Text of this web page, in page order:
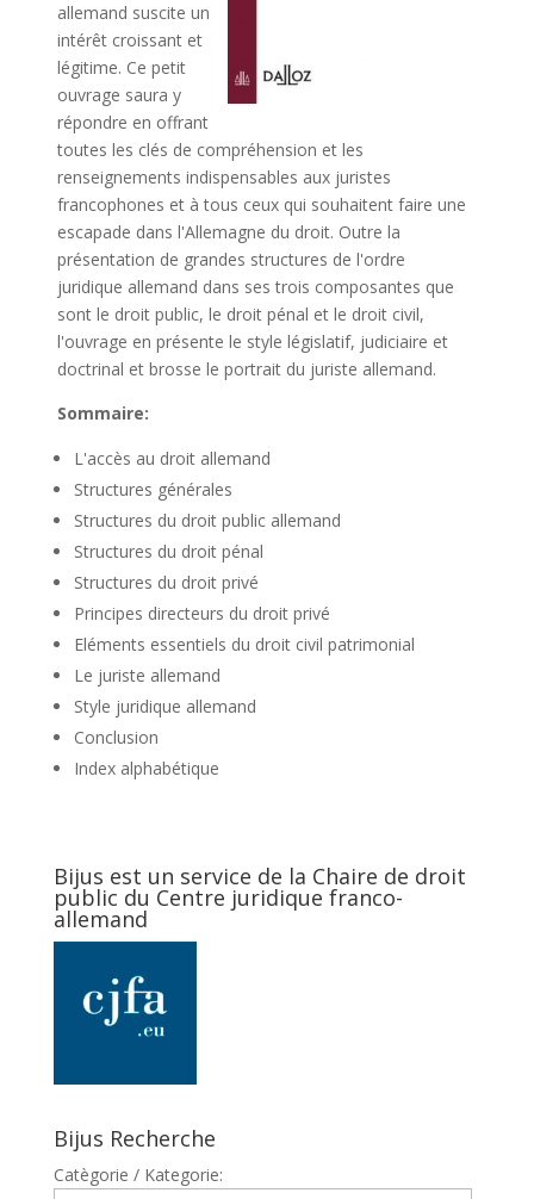
allemand suscite un
intérêt croissant et
légitime. Ce petit
ouvrage saura y
répondre en offrant
toutes les clés de compréhension et les
renseignements indispensables aux juristes
francophones et à tous ceux qui souhaitent faire une
escapade dans l'Allemagne du droit. Outre la
présentation de grandes structures de l'ordre
juridique allemand dans ses trois composantes que
sont le droit public, le droit pénal et le droit civil,
l'ouvrage en présente le style législatif, judiciaire et
doctrinal et brosse le portrait du juriste allemand.
Sommaire:
L'accès au droit allemand
Structures générales
Structures du droit public allemand
Structures du droit pénal
Structures du droit privé
Principes directeurs du droit privé
Eléments essentiels du droit civil patrimonial
Le juriste allemand
Style juridique allemand
Conclusion
Index alphabétique
Bijus est un service de la Chaire de droit
public du Centre juridique franco-
allemand
Bijus Recherche
Catègorie / Kategorie: